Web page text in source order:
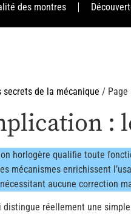
des montres
de la mécanique / Page
:
horlogère qualifie toute
mécanismes enrichissent
aucune correction
réellement une